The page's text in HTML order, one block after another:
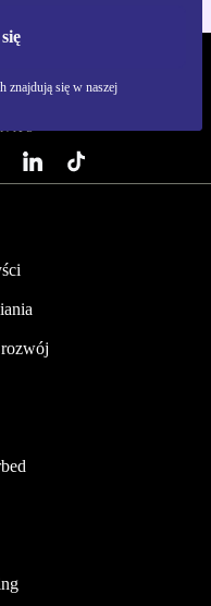
znajdują się w naszej